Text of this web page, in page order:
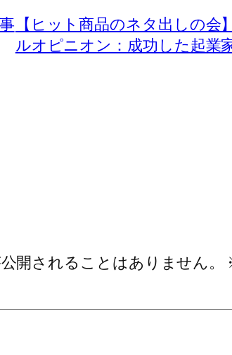
【ヒット商品のネタ出しの
ルオピニオン：成功した起業
開されることはありません。